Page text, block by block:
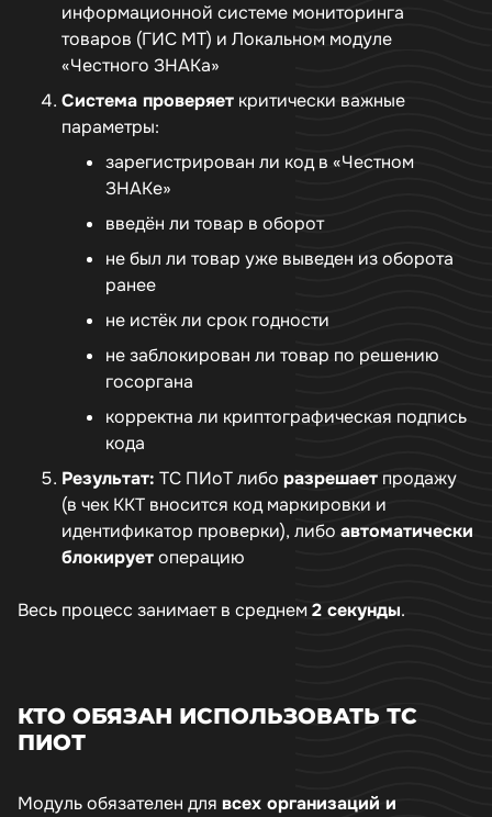
информационной системе мониторинга
товаров (ГИС МТ) и Локальном модуле
«Честного ЗНАКа»
Система проверяет критически важные
параметры:
зарегистрирован ли код в «Честном
ЗНАКе»
введён ли товар в оборот
не был ли товар уже выведен из оборота
ранее
не истёк ли срок годности
не заблокирован ли товар по решению
госоргана
корректна ли криптографическая подпись
кода
Результат: ТС ПИоТ либо разрешает продажу
(в чек ККТ вносится код маркировки и
идентификатор проверки), либо автоматически
блокируетоперацию
Весь процесс занимает в среднем2 секунды.
КТО ОБЯЗАН ИСПОЛЬЗОВАТЬ ТС
ПИОТ
Модуль обязателен для всех организаций и